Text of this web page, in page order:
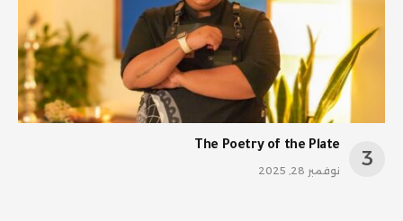
The Poetry of the Plate
نوفمبر 28, 2025